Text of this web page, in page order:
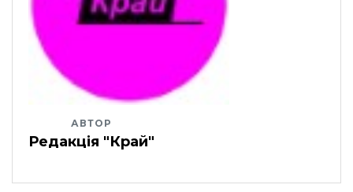
АВТОР
Редакція "Край"